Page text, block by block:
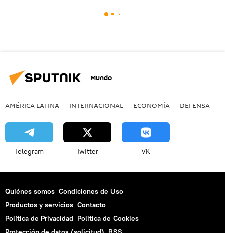
Mundo
AMÉRICA LATINA INTERNACIONAL ECONOMÍA DEFENSA
Telegram Twitter VK
Quiénes somos Condiciones de Uso
Productos y servicios Contacto
Política de Privacidad Politica de Cookies